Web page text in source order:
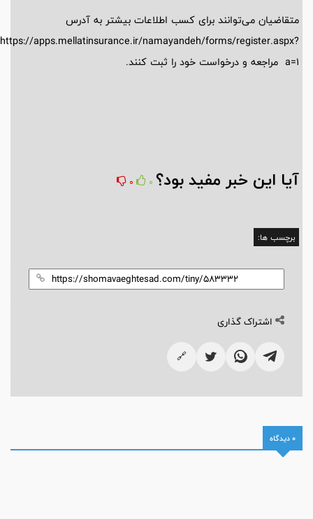
متقاضیان می‌توانند برای کسب اطلاعات بیشتر به آدرس
https://apps.mellatinsurance.ir/namayandeh/forms/register.aspx?
a=1 مراجعه و درخواست خود را ثبت کنند.
آیا این خبر مفید بود؟ 0
0
برچسب ها:
اشتراک گذاری
🔗
0 دیدگاه